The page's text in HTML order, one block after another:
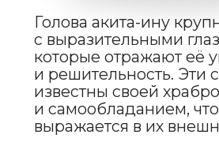
Акита-ину требует значительного
ухода, особенно за своей густой
УХОД
И СОДЕРЖАНИЕ